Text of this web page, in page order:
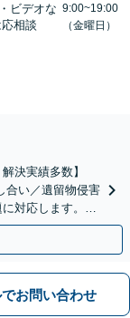
ビデオな
応相談
9:00~19:00
（金曜日）
決実績多数】
合い／遺留物侵害
対応します。ご
します
でお問い合わせ